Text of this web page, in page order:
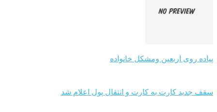
پیاده روی اربعین ومشکل خانواده
سقف جدید کارت به کارت و انتقال پول اعلام شد